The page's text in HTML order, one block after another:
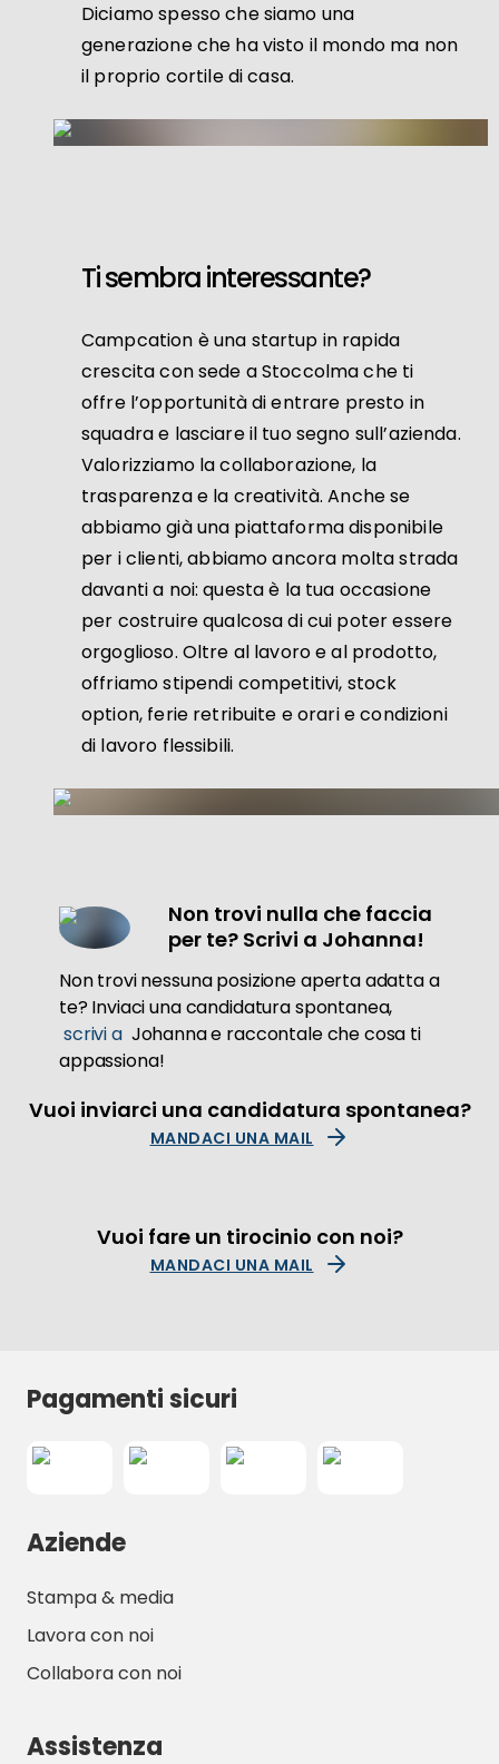
Diciamo spesso che siamo una
generazione che ha visto il mondo ma non
il proprio cortile di casa.
Ti sembra interessante?
Campcation è una startup in rapida
crescita con sede a Stoccolma che ti
offre l’opportunità di entrare presto in
squadra e lasciare il tuo segno sull’azienda.
Valorizziamo la collaborazione, la
trasparenza e la creatività. Anche se
abbiamo già una piattaforma disponibile
per i clienti, abbiamo ancora molta strada
davanti a noi: questa è la tua occasione
per costruire qualcosa di cui poter essere
orgoglioso. Oltre al lavoro e al prodotto,
offriamo stipendi competitivi, stock
option, ferie retribuite e orari e condizioni
di lavoro flessibili.
Non trovi nulla che faccia
per te? Scrivi a Johanna!
Non trovi nessuna posizione aperta adatta a
te? Inviaci una candidatura spontanea,
scrivi a Johanna e raccontale che cosa ti
appassiona!
Vuoi inviarci una candidatura spontanea?
MANDACI UNA MAIL
Vuoi fare un tirocinio con noi?
MANDACI UNA MAIL
Pagamenti sicuri
Aziende
Stampa & media
Lavora con noi
Collabora con noi
Assistenza